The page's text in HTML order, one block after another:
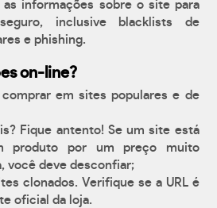
informações sobre o site para
inclusive blacklists de
e phishing.
on-line?
comprar em sites populares e de
Fique antento! Se um site está
produto por um preço muito
você deve desconfiar;
clonados. Verifique se a URL é
oficial da loja.